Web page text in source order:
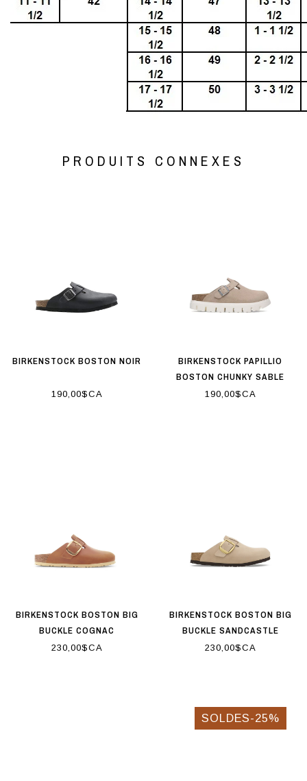
PRODUITS CONNEXES
BIRKENSTOCK BOSTON NOIR
190,00$CA
BIRKENSTOCK PAPILLIO
BOSTON CHUNKY SABLE
CHAUD
190,00$CA
BIRKENSTOCK BOSTON BIG
BUCKLE COGNAC
230,00$CA
BIRKENSTOCK BOSTON BIG
BUCKLE SANDCASTLE
230,00$CA
SOLDES-25%